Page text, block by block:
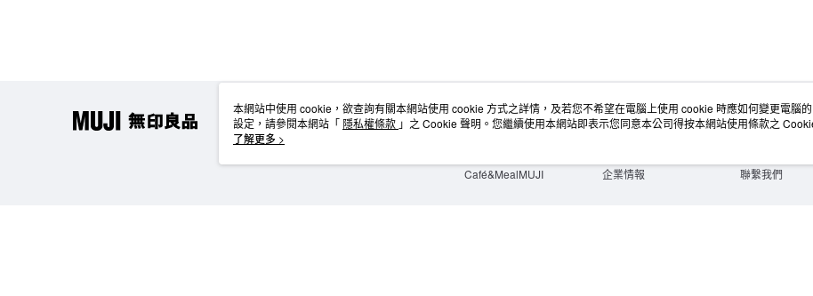
店舖情報
門市服務
Café&MealMUJI
空間改造企劃服務
大宗採購
企業情報
會員服務
人才招募
聯繫我們
本網站中使用 cookie，欲查詢有關本網站使用 cookie 方式之詳情，及若您不希望在電腦上使用 cookie 時應如何變更電腦
設定，請參閱本網站「 隱私權條款 」之 Cookie 聲明。您繼續使用本網站即表示您同意本公司得按本網站使用條款之
使用 cookie。
了解更多 >